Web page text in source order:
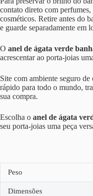
contato direto com
cosméticos. Retire antes do
e guarde separadamente em
O anel de ágata verde
acrescentar ao porta-joias
Site com ambiente seguro
rápido para todo o mundo,
sua compra.
Escolha o anel de ágata
seu porta-joias uma peça
Peso
Dimensões